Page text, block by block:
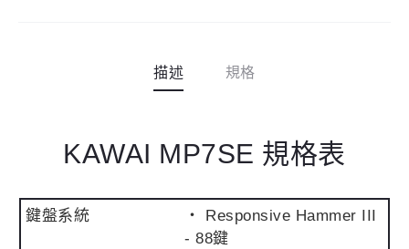
描述 規格
KAWAI MP7SE 規格表
鍵盤系統
・ Responsive Hammer III
- 88鍵